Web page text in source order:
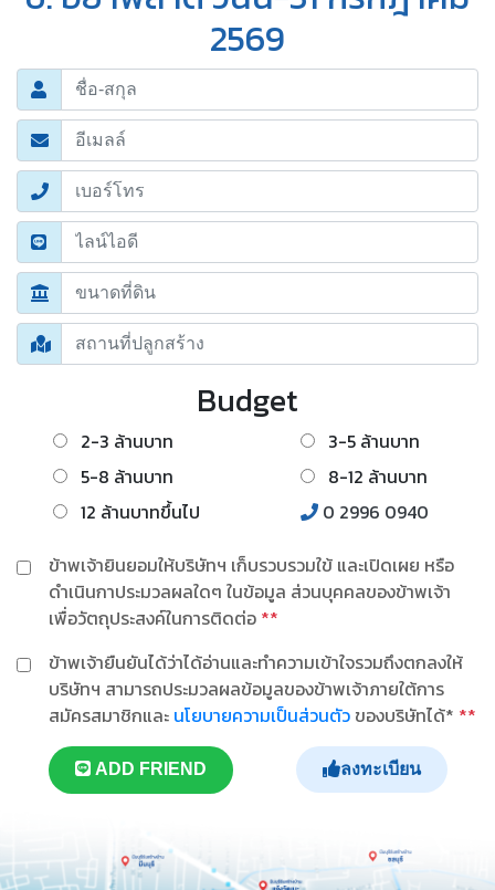
2569
Budget
2-3 ล้านบาท
3-5 ล้านบาท
5-8 ล้านบาท
8-12 ล้านบาท
12 ล้านบาทขึ้นไป
0 2996 0940
ข้าพเจ้ายินยอมให้บริษัทฯ เก็บรวบรวมใข้ และเปิดเผย หรือ
ดำเนินกาประมวลผลใดๆ ในข้อมูล ส่วนบุคคลของข้าพเจ้า
เพื่อวัตถุประสงค์ในการติดต่อ **
ข้าพเจ้ายืนยันได้ว่าได้อ่านและทำความเข้าใจรวมถึงตกลงให้
บริษัทฯ สามารถประมวลผลข้อมูลของข้าพเจ้าภายใต้การ
สมัครสมาชิกและ นโยบายความเป็นส่วนตัว ของบริษัทได้* **
ADD FRIEND ลงทะเบียน